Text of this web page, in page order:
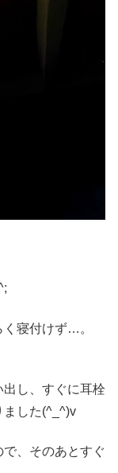
寝付けず…。
出し、すぐに耳栓
ました(^_^)v
、そのあとすぐ